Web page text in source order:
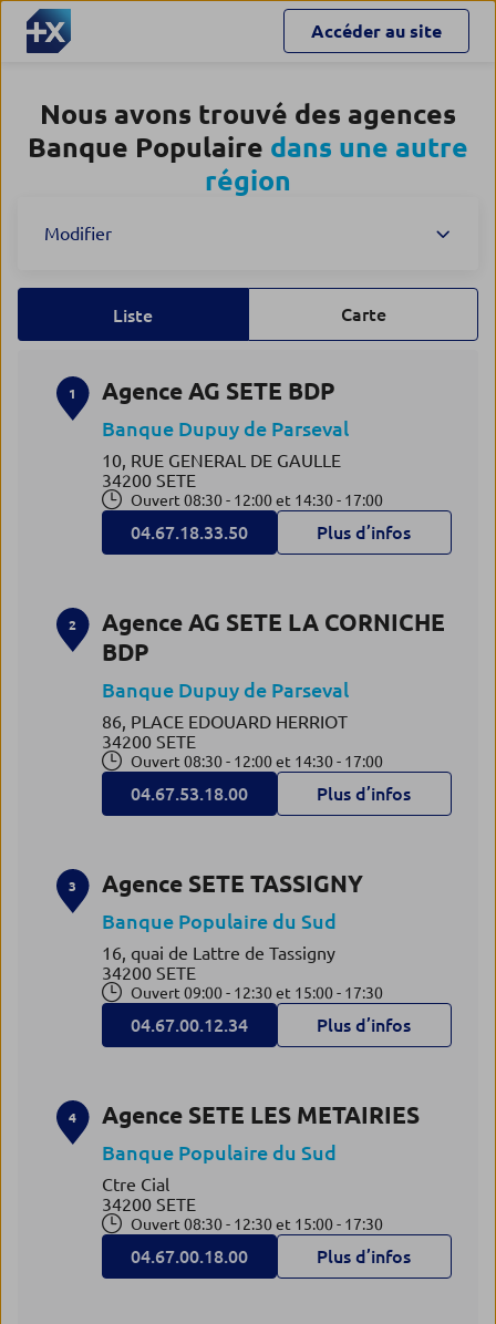
Accéder au site
Nous avons trouvé des agences
Banque Populaire dans une autre
région
Modifier
Liste Carte
1 Agence AG SETE BDP
Banque Dupuy de Parseval
10, RUE GENERAL DE GAULLE
34200 SETE
Ouvert 08:30 - 12:00 et 14:30 - 17:00
04.67.18.33.50 Plus d’infos
2
Agence AG SETE LA CORNICHE
BDP
Banque Dupuy de Parseval
86, PLACE EDOUARD HERRIOT
34200 SETE
Ouvert 08:30 - 12:00 et 14:30 - 17:00
04.67.53.18.00 Plus d’infos
3 Agence SETE TASSIGNY
Banque Populaire du Sud
16, quai de Lattre de Tassigny
34200 SETE
Ouvert 09:00 - 12:30 et 15:00 - 17:30
04.67.00.12.34 Plus d’infos
4 Agence SETE LES METAIRIES
Banque Populaire du Sud
Ctre Cial
34200 SETE
Ouvert 08:30 - 12:30 et 15:00 - 17:30
04.67.00.18.00 Plus d’infos